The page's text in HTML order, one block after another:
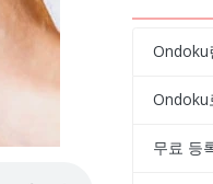
Ondoku
Ondoku
무료 등